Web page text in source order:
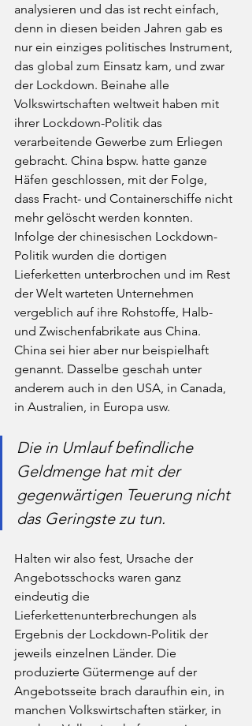
analysieren und das ist recht einfach,
denn in diesen beiden Jahren gab es
nur ein einziges politisches Instrument,
das global zum Einsatz kam, und zwar
der Lockdown. Beinahe alle
Volkswirtschaften weltweit haben mit
ihrer Lockdown-Politik das
verarbeitende Gewerbe zum Erliegen
gebracht. China bspw. hatte ganze
Häfen geschlossen, mit der Folge,
dass Fracht- und Containerschiffe nicht
mehr gelöscht werden konnten.
Infolge der chinesischen Lockdown-
Politik wurden die dortigen
Lieferketten unterbrochen und im Rest
der Welt warteten Unternehmen
vergeblich auf ihre Rohstoffe, Halb-
und Zwischenfabrikate aus China.
China sei hier aber nur beispielhaft
genannt. Dasselbe geschah unter
anderem auch in den USA, in Canada,
in Australien, in Europa usw.
Die in Umlauf befindliche
Geldmenge hat mit der
gegenwärtigen Teuerung nicht
das Geringste zu tun.
Halten wir also fest, Ursache der
Angebotsschocks waren ganz
eindeutig die
Lieferkettenunterbrechungen als
Ergebnis der Lockdown-Politik der
jeweils einzelnen Länder. Die
produzierte Gütermenge auf der
Angebotsseite brach daraufhin ein, in
manchen Volkswirtschaften stärker, in